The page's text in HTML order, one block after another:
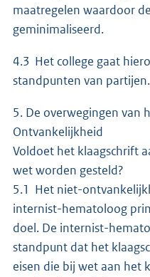
maatregelen waardoor
geminimaliseerd.
4.3 Het college gaat
standpunten van partijen.
5. De overwegingen van
Ontvankelijkheid
Voldoet het klaagschrift
wet worden gesteld?
5.1 Het niet-
internist-hematoloog
doel. De internist-
standpunt dat het
eisen die bij wet aan het